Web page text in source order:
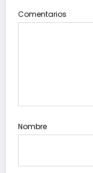
Comentarios
Nombre